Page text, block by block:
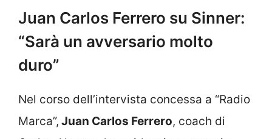
Juan Carlos Ferrero su Sinner:
“Sarà un avversario molto
duro”
Nel corso dell’intervista concessa a “Radio
Marca”, Juan Carlos Ferrero, coach di